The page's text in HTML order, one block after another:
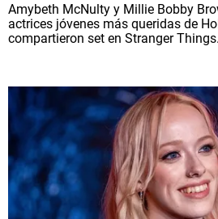
Amybeth McNulty y Millie Bobby
actrices jóvenes más queridas de
compartieron set en Stranger